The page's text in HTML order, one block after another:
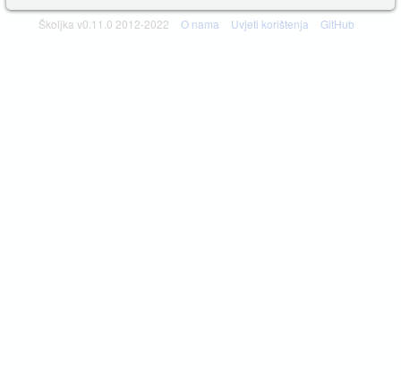
Školjka v0.11.0 2012-2022 O nama Uvjeti korištenja GitHub